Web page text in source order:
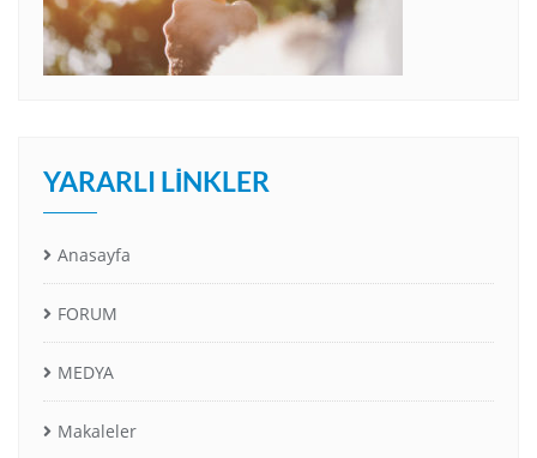
YARARLI LINKLER
Anasayfa
FORUM
MEDYA
Makaleler